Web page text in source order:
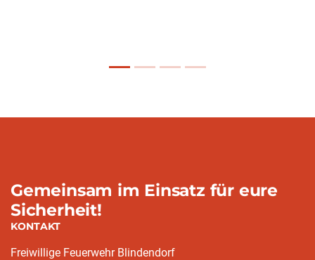
Gemeinsam im Einsatz für eure
Sicherheit!
KONTAKT
Freiwillige Feuerwehr Blindendorf